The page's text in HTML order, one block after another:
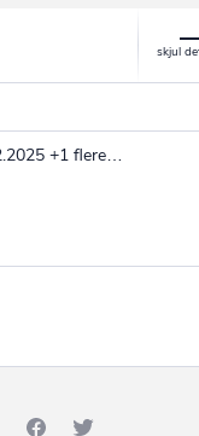
+1 flere…